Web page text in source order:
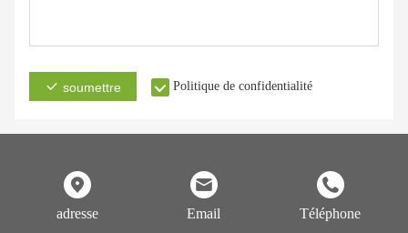
soumettre Politique de confidentialité
adresse Email Téléphone